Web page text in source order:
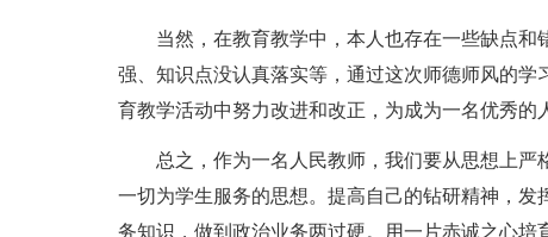
当然，在教育教学中，本人也存在一些缺点
强、知识点没认真落实等，通过这次师德师风的
育教学活动中努力改进和改正，为成为一名优秀的
总之，作为一名人民教师，我们要从思想上
一切为学生服务的思想。提高自己的钻研精神，
务知识，做到政治业务两过硬。用一片赤诚之心培